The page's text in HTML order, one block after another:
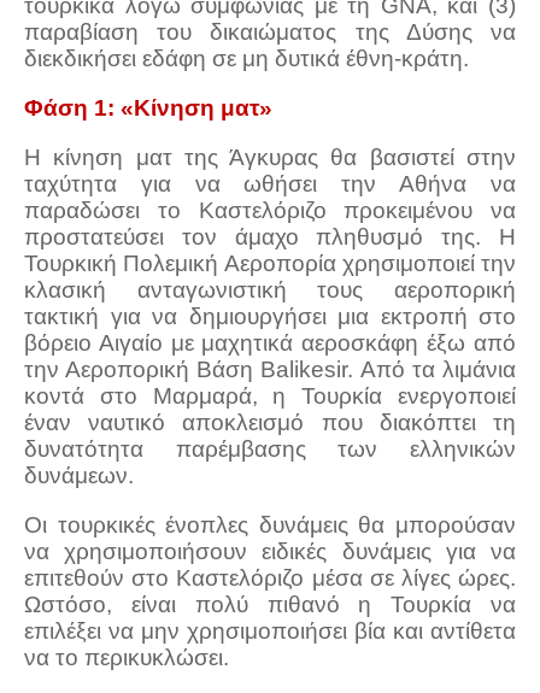
τουρκικά λόγω συμφωνίας με τη GNA, και (3)
παραβίαση του δικαιώματος της Δύσης να
διεκδικήσει εδάφη σε μη δυτικά έθνη-κράτη.
Φάση 1: «Κίνηση ματ»
Η κίνηση ματ της Άγκυρας θα βασιστεί στην
ταχύτητα για να ωθήσει την Αθήνα να
παραδώσει το Καστελόριζο προκειμένου να
προστατεύσει τον άμαχο πληθυσμό της. Η
Τουρκική Πολεμική Αεροπορία χρησιμοποιεί την
κλασική ανταγωνιστική τους αεροπορική
τακτική για να δημιουργήσει μια εκτροπή στο
βόρειο Αιγαίο με μαχητικά αεροσκάφη έξω από
την Αεροπορική Βάση Balikesir. Από τα λιμάνια
κοντά στο Μαρμαρά, η Τουρκία ενεργοποιεί
έναν ναυτικό αποκλεισμό που διακόπτει τη
δυνατότητα παρέμβασης των ελληνικών
δυνάμεων.
Οι τουρκικές ένοπλες δυνάμεις θα μπορούσαν
να χρησιμοποιήσουν ειδικές δυνάμεις για να
επιτεθούν στο Καστελόριζο μέσα σε λίγες ώρες.
Ωστόσο, είναι πολύ πιθανό η Τουρκία να
επιλέξει να μην χρησιμοποιήσει βία και αντίθετα
να το περικυκλώσει.